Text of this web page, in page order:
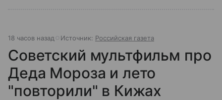
18 часов назад Источник: Российская газета
Советский мультфильм про
Деда Мороза и лето
"повторили" в Кижах